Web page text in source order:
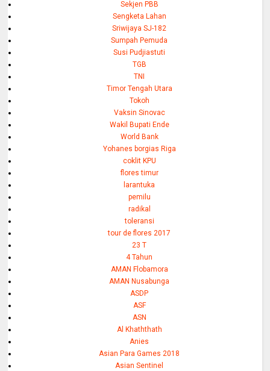
Sekjen PBB
Sengketa Lahan
Sriwijaya SJ-182
Sumpah Pemuda
Susi Pudjiastuti
TGB
TNI
Timor Tengah Utara
Tokoh
Vaksin Sinovac
Wakil Bupati Ende
World Bank
Yohanes borgias Riga
coklit KPU
flores timur
larantuka
pemilu
radikal
toleransi
tour de flores 2017
23 T
4 Tahun
AMAN Flobamora
AMAN Nusabunga
ASDP
ASF
ASN
Al Khaththath
Anies
Asian Para Games 2018
Asian Sentinel